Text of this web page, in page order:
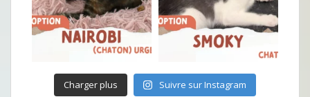
Charger plus Suivre sur Instagram